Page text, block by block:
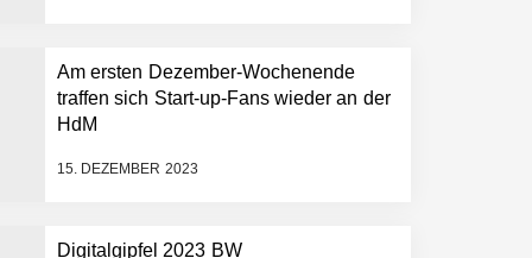
Am ersten Dezember-Wochenende
traffen sich Start-up-Fans wieder an der
HdM
15. DEZEMBER 2023
Digitalgipfel 2023 BW